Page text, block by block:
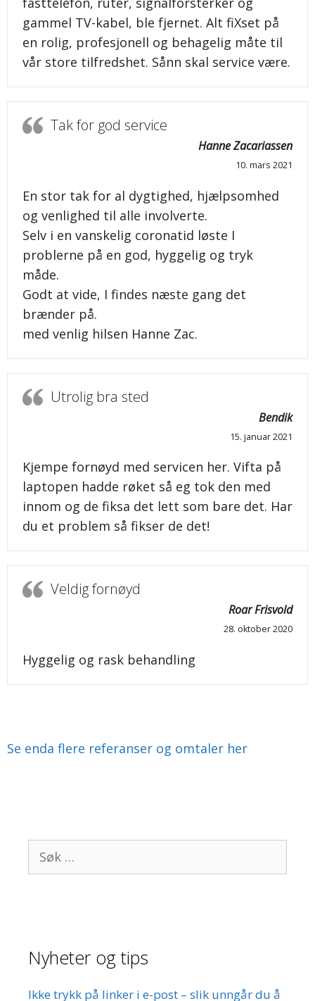
gammel TV-kabel, ble fjernet. Alt fiXset på
en rolig, profesjonell og behagelig måte til
vår store tilfredshet. Sånn skal service være.
Tak for god service
Hanne Zacariassen
10. mars 2021
En stor tak for al dygtighed, hjælpsomhed
og venlighed til alle involverte.
Selv i en vanskelig coronatid løste I
problerne på en god, hyggelig og tryk
måde.
Godt at vide, I findes næste gang det
brænder på.
med venlig hilsen Hanne Zac.
Utrolig bra sted
Bendik
15. januar 2021
Kjempe fornøyd med servicen her. Vifta på
laptopen hadde røket så eg tok den med
innom og de fiksa det lett som bare det. Har
du et problem så fikser de det!
Veldig fornøyd
Roar Frisvold
28. oktober 2020
Hyggelig og rask behandling
Se enda flere referanser og omtaler her
Søk
Nyheter og tips
Ikke trykk på linker i e-post – slik unngår du å